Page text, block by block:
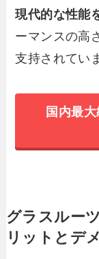
現代的な性能
ーマンスの高
支持されてい
国内最
グラスルー
リットとデ